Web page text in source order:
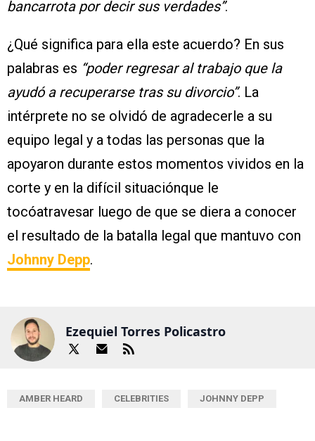
bancarrota por decir sus verdades”.
¿Qué significa para ella este acuerdo? En sus
palabras es “poder regresar al trabajo que la
ayudó a recuperarse tras su divorcio”. La
intérprete no se olvidó de agradecerle a su
equipo legal y a todas las personas que la
apoyaron durante estos momentos vividos en la
corte y en la difícil situaciónque le
tocóatravesar luego de que se diera a conocer
el resultado de la batalla legal que mantuvo con
Johnny Depp.
Ezequiel Torres Policastro
AMBER HEARD CELEBRITIES JOHNNY DEPP